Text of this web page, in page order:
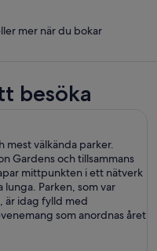
mer när du bokar
besöka
mest välkända parker.
Gardens och tillsammans
mittpunkten i ett nätverk
lunga. Parken, som var
är idag fylld med
som anordnas året